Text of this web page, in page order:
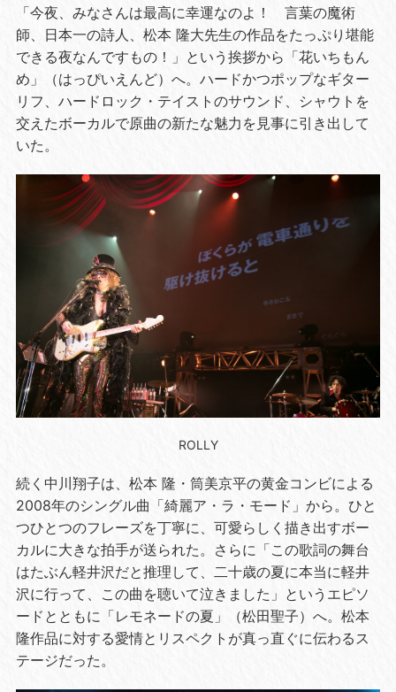
「今夜、みなさんは最高に幸運なのよ！ 言葉の魔術
師、日本一の詩人、松本 隆大先生の作品をたっぷり堪能
できる夜なんですもの！」という挨拶から「花いちもん
め」（はっぴいえんど）へ。ハードかつポップなギター
リフ、ハードロック・テイストのサウンド、シャウトを
交えたボーカルで原曲の新たな魅力を見事に引き出して
いた。
ROLLY
続く中川翔子は、松本 隆・筒美京平の黄金コンビによる
2008年のシングル曲「綺麗ア・ラ・モード」から。ひと
つひとつのフレーズを丁寧に、可愛らしく描き出すボー
カルに大きな拍手が送られた。さらに「この歌詞の舞台
はたぶん軽井沢だと推理して、二十歳の夏に本当に軽井
沢に行って、この曲を聴いて泣きました」というエピソ
ードとともに「レモネードの夏」（松田聖子）へ。松本
隆作品に対する愛情とリスペクトが真っ直ぐに伝わるス
テージだった。